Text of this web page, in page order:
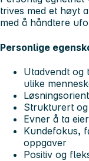
trives med et høyt
med å håndtere
Personlige
Utadvendt og
ulike
Strukturert
Evner å ta
Kundefokus,
oppgaver
Positiv og